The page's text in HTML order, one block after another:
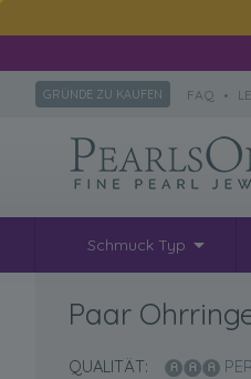
GRÜNDE ZU KAUFEN FAQ •
Schmuck Typ
Paar
QUALITÄT: